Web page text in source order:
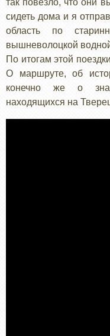
сидеть дома и я
область по
вышневолоцкой
По итогам этой
О маршруте, об
конечно же о
находящихся на